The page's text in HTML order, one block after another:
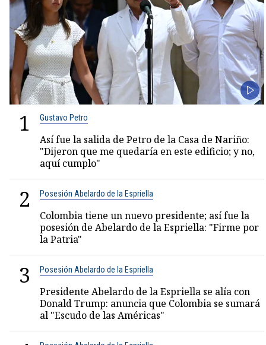
1 Gustavo Petro
Así fue la salida de Petro de la Casa de Nariño:
"Dijeron que me quedaría en este edificio; y no,
aquí cumplo"
2 Posesión Abelardo de la Espriella
Colombia tiene un nuevo presidente; así fue la
posesión de Abelardo de la Espriella: "Firme por
la Patria"
3 Posesión Abelardo de la Espriella
Presidente Abelardo de la Espriella se alía con
Donald Trump: anuncia que Colombia se sumará
al "Escudo de las Américas"